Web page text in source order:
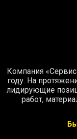
Компания
году. На
лидирующие
работ,